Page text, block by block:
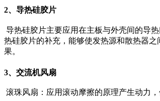
2、导热硅胶片
导热硅胶片主要应用在主板与外壳间的导
热硅胶片的补充，能够使发热源和散热器
果。
3、交流机风扇
滚珠风扇：应用滚动摩擦的原理产生动力